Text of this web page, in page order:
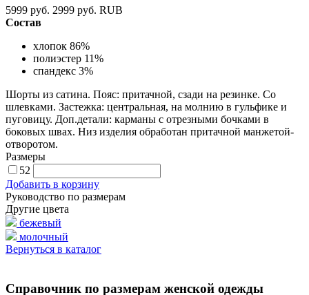
5999 руб. 2999 руб. RUB
Состав
хлопок 86%
полиэстер 11%
спандекс 3%
Шорты из сатина. Пояс: притачной, сзади на резинке. Со
шлевками. Застежка: центральная, на молнию в гульфике и
пуговицу. Доп.детали: карманы с отрезными бочками в
боковых швах. Низ изделия обработан притачной манжетой-
отворотом.
Размеры
52
Добавить в корзину
Руководство по размерам
Другие цвета
бежевый
молочный
Вернуться в каталог
Справочник по размерам женской одежды